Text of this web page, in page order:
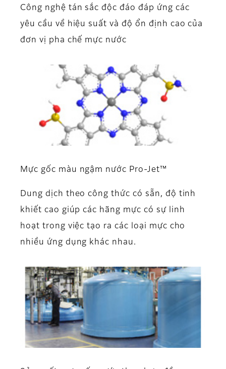
Công nghệ tán sắc độc đáo đáp ứng các
yêu cầu về hiệu suất và độ ổn định cao của
đơn vị pha chế mực nước
Mực gốc màu ngậm nước Pro-Jet™
Dung dịch theo công thức có sẵn, độ tinh
khiết cao giúp các hãng mực có sự linh
hoạt trong việc tạo ra các loại mực cho
nhiều ứng dụng khác nhau.